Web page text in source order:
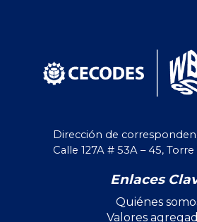
Dirección de
Calle 127A # 53A – 45, Torre
Enlaces
Quiénes
Valores